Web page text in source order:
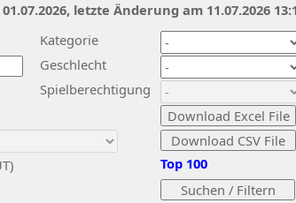
Kategorie
Geschlecht
Spielberechtigung
Top 100
letzte Änderung am 11.07.2026